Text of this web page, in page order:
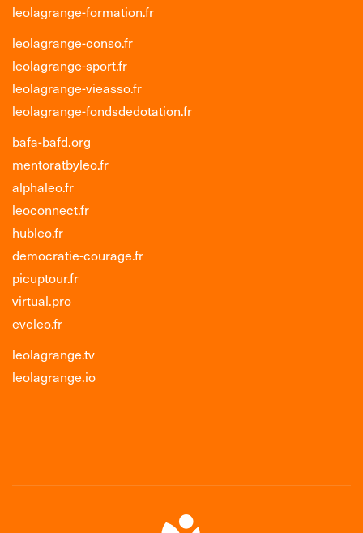
leolagrange-formation.fr
leolagrange-conso.fr
leolagrange-sport.fr
leolagrange-vieasso.fr
leolagrange-fondsdedotation.fr
bafa-bafd.org
mentoratbyleo.fr
alphaleo.fr
leoconnect.fr
hubleo.fr
democratie-courage.fr
picuptour.fr
virtual.pro
eveleo.fr
leolagrange.tv
leolagrange.io